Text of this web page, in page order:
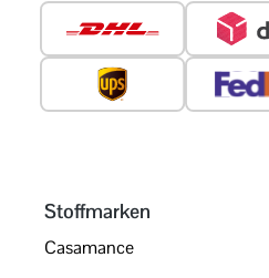
Stoffmarken
Casamance